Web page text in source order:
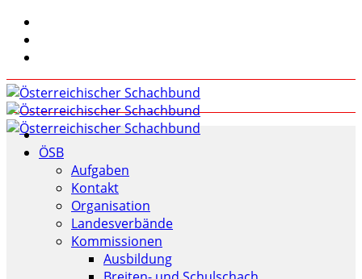
ÖSB
Aufgaben
Kontakt
Organisation
Landesverbände
Kommissionen
Ausbildung